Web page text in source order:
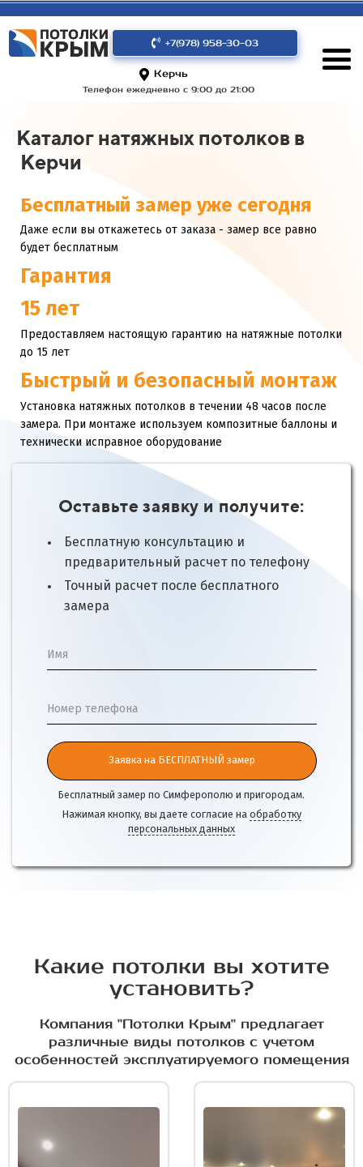
+7(978) 958-30-03
Керчь
Телефон ежедневно с 9:00 до 21:00
Каталог натяжных потолков в
Керчи
Бесплатный замер уже сегодня
Даже если вы откажетесь от заказа - замер все равно
будет бесплатным
Гарантия
15 лет
Предоставляем настоящую гарантию на натяжные потолки
до 15 лет
Быстрый и безопасный монтаж
Установка натяжных потолков в течении 48 часов после
замера. При монтаже используем композитные баллоны и
технически исправное оборудование
Оставьте заявку и получите:
Бесплатную консультацию и
предварительный расчет по телефону
Точный расчет после бесплатного
замера
Имя
Номер телефона
Заявка на БЕСПЛАТНЫЙ замер
Бесплатный замер по Симферополю и пригородам.
Нажимая кнопку, вы даете согласие на обработку
персональных данных
Какие потолки вы хотите
установить?
Компания "Потолки Крым" предлагает
различные виды потолков с учетом
особенностей эксплуатируемого помещения